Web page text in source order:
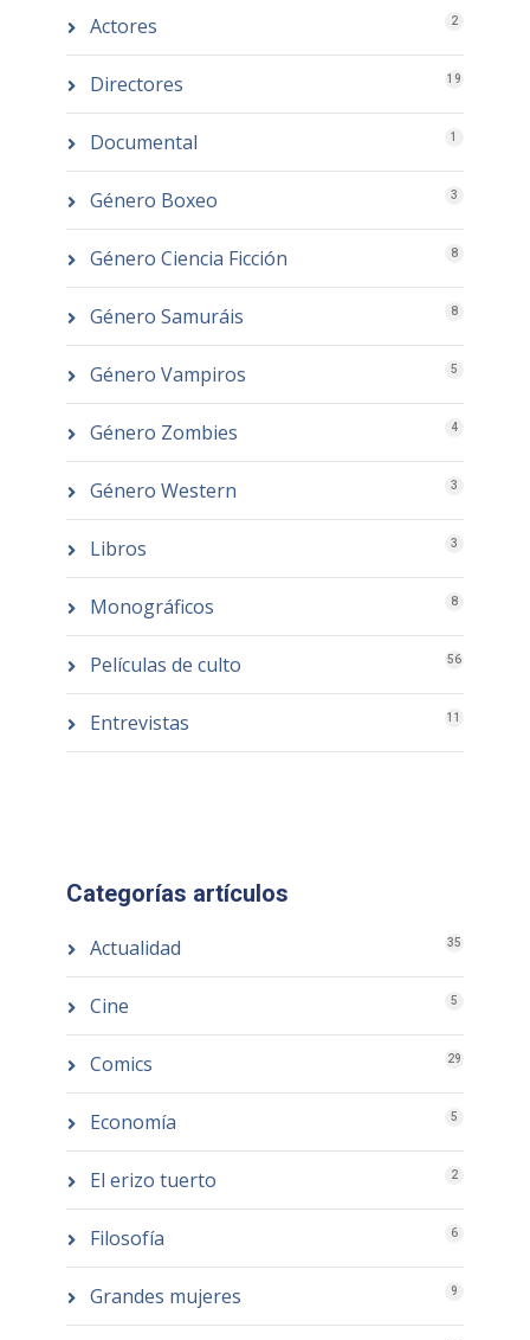
Actores 2
Directores 19
Documental 1
Género Boxeo 3
Género Ciencia Ficción 8
Género Samuráis 8
Género Vampiros 5
Género Zombies 4
Género Western 3
Libros 3
Monográficos 8
Películas de culto 56
Entrevistas 11
Categorías artículos
Actualidad 35
Cine 5
Comics 29
Economía 5
El erizo tuerto 2
Filosofía 6
Grandes mujeres 9